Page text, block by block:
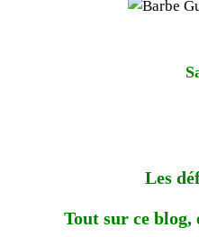
Les
Tout sur ce